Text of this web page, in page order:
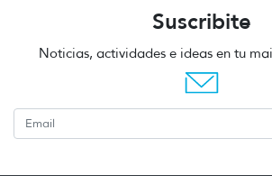
Suscribite
Noticias, actividades e ideas en tu